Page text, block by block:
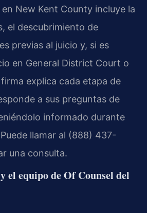
New Kent County incluye la
el descubrimiento de
previas al juicio y, si es
en General District Court o
explica cada etapa de
a sus preguntas de
informado durante
llamar al (888) 437-
una consulta.
el equipo de Of Counsel del